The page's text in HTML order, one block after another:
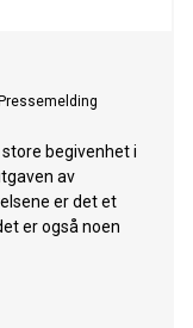
Pressemelding
begivenhet i
av
er det et
er også noen